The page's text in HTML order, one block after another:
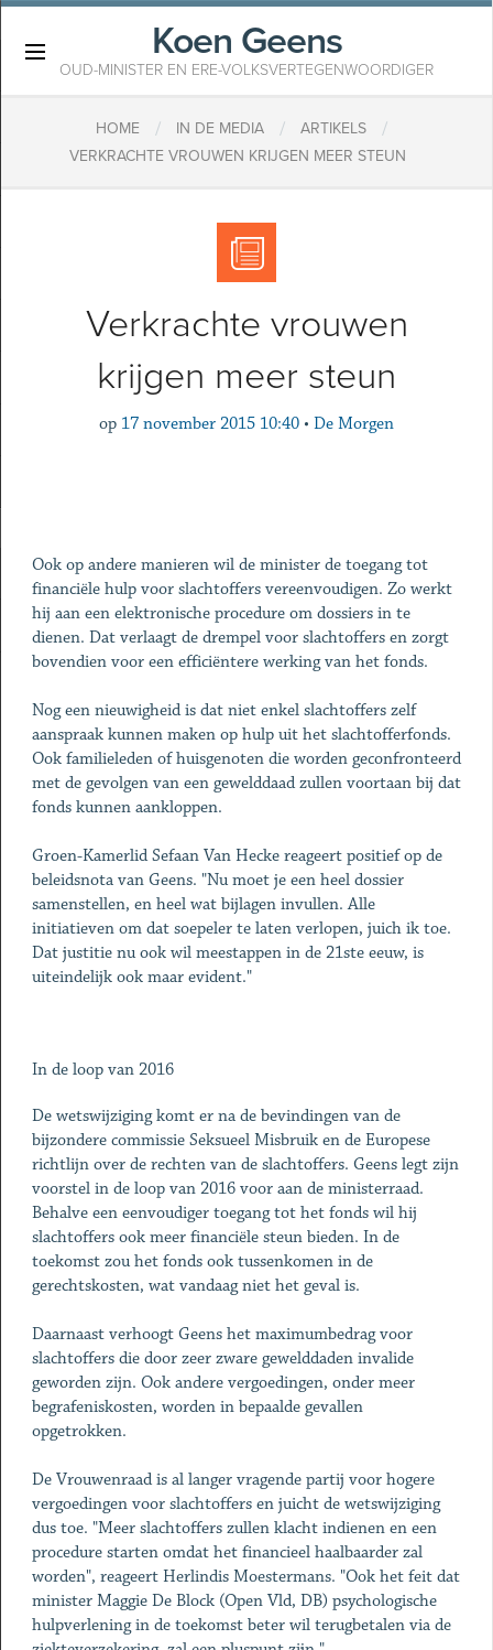
Koen Geens
OUD-MINISTER EN ERE-VOLKSVERTEGENWOORDIGER
HOME / IN DE MEDIA / ARTIKELS /
VERKRACHTE VROUWEN KRIJGEN MEER STEUN
Verkrachte vrouwen
krijgen meer steun
op 17 november 2015 10:40 • De Morgen
Ook op andere manieren wil de minister de toegang tot
financiële hulp voor slachtoffers vereenvoudigen. Zo werkt
hij aan een elektronische procedure om dossiers in te
dienen. Dat verlaagt de drempel voor slachtoffers en zorgt
bovendien voor een efficiëntere werking van het fonds.
Nog een nieuwigheid is dat niet enkel slachtoffers zelf
aanspraak kunnen maken op hulp uit het slachtofferfonds.
Ook familieleden of huisgenoten die worden geconfronteerd
met de gevolgen van een gewelddaad zullen voortaan bij dat
fonds kunnen aankloppen.
Groen-Kamerlid Sefaan Van Hecke reageert positief op de
beleidsnota van Geens. "Nu moet je een heel dossier
samenstellen, en heel wat bijlagen invullen. Alle
initiatieven om dat soepeler te laten verlopen, juich ik toe.
Dat justitie nu ook wil meestappen in de 21ste eeuw, is
uiteindelijk ook maar evident."
In de loop van 2016
De wetswijziging komt er na de bevindingen van de
bijzondere commissie Seksueel Misbruik en de Europese
richtlijn over de rechten van de slachtoffers. Geens legt zijn
voorstel in de loop van 2016 voor aan de ministerraad.
Behalve een eenvoudiger toegang tot het fonds wil hij
slachtoffers ook meer financiële steun bieden. In de
toekomst zou het fonds ook tussenkomen in de
gerechtskosten, wat vandaag niet het geval is.
Daarnaast verhoogt Geens het maximumbedrag voor
slachtoffers die door zeer zware gewelddaden invalide
geworden zijn. Ook andere vergoedingen, onder meer
begrafeniskosten, worden in bepaalde gevallen
opgetrokken.
De Vrouwenraad is al langer vragende partij voor hogere
vergoedingen voor slachtoffers en juicht de wetswijziging
dus toe. "Meer slachtoffers zullen klacht indienen en een
procedure starten omdat het financieel haalbaarder zal
worden", reageert Herlindis Moestermans. "Ook het feit dat
minister Maggie De Block (Open Vld, DB) psychologische
hulpverlening in de toekomst beter wil terugbetalen via de